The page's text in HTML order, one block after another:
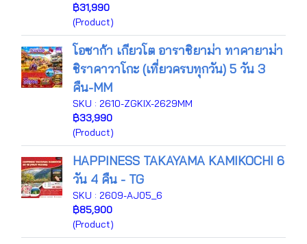
฿31,990
(Product)
โอซาก้า เกียวโต อาราชิยาม่า ทาคายาม่า
ชิราคาวาโกะ (เที่ยวครบทุกวัน) 5 วัน 3
คืน-MM
SKU : 2610-ZGKIX-2629MM
฿33,990
(Product)
HAPPINESS TAKAYAMA KAMIKOCHI 6
วัน 4 คืน - TG
SKU : 2609-AJ05_6
฿85,900
(Product)